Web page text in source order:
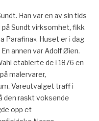
Han var en av sin tids
Sundt virksomhet, fikk
Parafina». Huset er i dag
En annen var Adolf Øien.
etablerte de i 1876 en
malervarer,
Vareutvalget traff i
den raskt voksende
opp et